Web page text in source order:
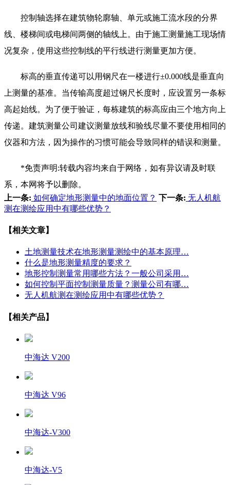
控制轴选择在建筑物轮廓轴、单元或施工流水段的分界
线、楼梯间或电梯间两侧的轴线上。由于施工测量施工现场情
况复杂，使用这些控制线的平行线进行测量更加方便。
标高的垂直传递可以用钢尺在一楼进行±0.000线是垂直向
上测量的基准。当传输高度超过钢尺长度时，应设置另一条标
高起始线。为了便于验证，每栋建筑的标高应由三个地方向上
传递。建筑测量公司建议测量放线和验线尽量不要使用相同的
仪器和方法，因为操作的习惯可能会导致同样的错误和测量。
*免责声明:转载内容均来自于网络，如有异议请及时联
系，本网将予以删除。
上一条: 如何确定地形测量中的地面位置？ 下一条: 无人机航
测在测绘应用中有哪些优势？
【相关文章】
土地测量技术在地形测量测绘中的基本原理…
什么是地形测量精度的要求？
地形控制测量常用哪些方法？一般公司采用…
如何控制平面控制测量质量？测量公司有哪…
无人机航测在测绘应用中有哪些优势？
【相关产品】
中海达 V200
中海达 V96
中海达-V300
中海达-V5